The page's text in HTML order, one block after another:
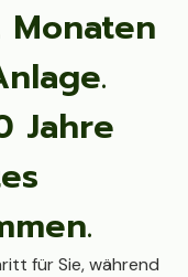
Monaten
Jahre
für Sie, während